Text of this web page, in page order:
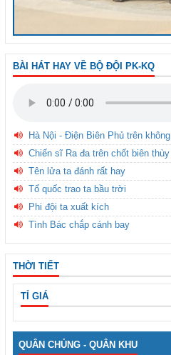
BÀI HÁT HAY VỀ BỘ ĐỘI PK-KQ
Hà Nội - Điện Biên Phủ trên không
Chiến sĩ Ra đa trên chốt biên thùy
Tên lửa ta đánh rất hay
Tổ quốc trao ta bầu trời
Phi đội ta xuất kích
Tình Bác chắp cánh bay
THỜI TIẾT
TỈ GIÁ
QUÂN CHỦNG - QUÂN KHU